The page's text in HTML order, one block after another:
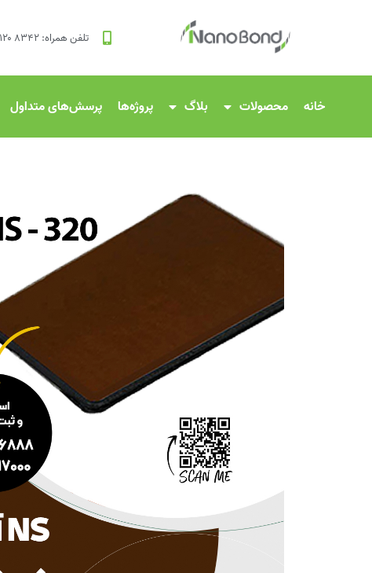
تلفن همراه: ۸۳۴۲ ۱۲۰ ۰۹۱۲
خانه محصولات بلاگ پروژه‌ها پرسش‌های متداول